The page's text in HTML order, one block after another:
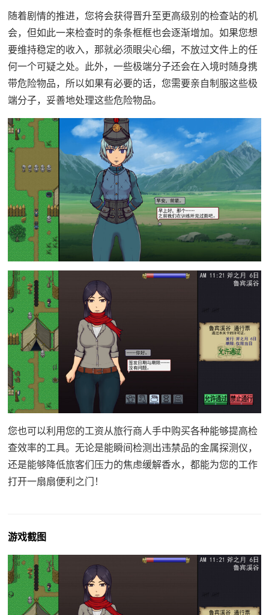
随着剧情的推进，您将会获得晋升至更高级别的检查站的机
会，但如此一来检查时的条条框框也会逐渐增加。如果您想
要维持稳定的收入，那就必须眼尖心细，不放过文件上的任
何一个可疑之处。此外，一些极端分子还会在入境时随身携
带危险物品，所以如果有必要的话，您需要亲自制服这些极
端分子，妥善地处理这些危险物品。
您也可以利用您的工资从旅行商人手中购买各种能够提高检
查效率的工具。无论是能瞬间检测出违禁品的金属探测仪，
还是能够降低旅客们压力的焦虑缓解香水，都能为您的工作
打开一扇扇便利之门！
游戏截图